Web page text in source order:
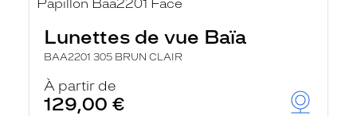
Lunettes de vue Baïa
BAA2201 305 BRUN CLAIR
À partir de
129,00 €